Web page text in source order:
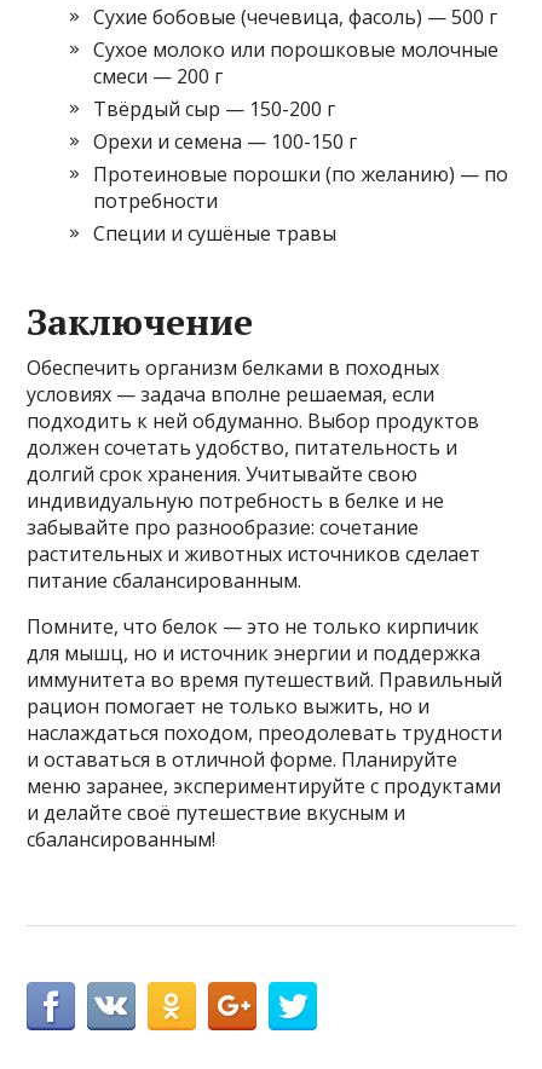
Сухие бобовые (чечевица, фасоль) — 500 г
Сухое молоко или порошковые молочные
смеси — 200 г
Твёрдый сыр — 150-200 г
Орехи и семена — 100-150 г
Протеиновые порошки (по желанию) — по
потребности
Специи и сушёные травы
Заключение
Обеспечить организм белками в походных
условиях — задача вполне решаемая, если
подходить к ней обдуманно. Выбор продуктов
должен сочетать удобство, питательность и
долгий срок хранения. Учитывайте свою
индивидуальную потребность в белке и не
забывайте про разнообразие: сочетание
растительных и животных источников сделает
питание сбалансированным.
Помните, что белок — это не только кирпичик
для мышц, но и источник энергии и поддержка
иммунитета во время путешествий. Правильный
рацион помогает не только выжить, но и
наслаждаться походом, преодолевать трудности
и оставаться в отличной форме. Планируйте
меню заранее, экспериментируйте с продуктами
и делайте своё путешествие вкусным и
сбалансированным!